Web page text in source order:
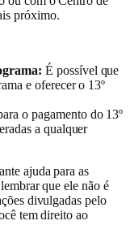
próximo.
É possível que
e oferecer o 13º
o pagamento do 13º
a qualquer
ajuda para as
que ele não é
divulgadas pelo
tem direito ao